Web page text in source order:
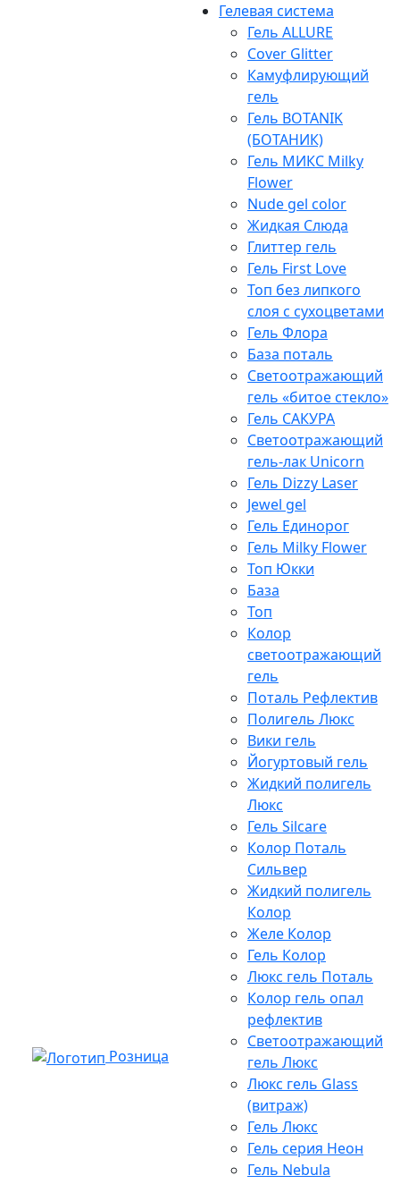
Розница
Гелевая система
Гель ALLURE
Cover Glitter
Камуфлирующий
гель
Гель BOTANIK
(БОТАНИК)
Гель МИКС Milky
Flower
Nude gel color
Жидкая Слюда
Глиттер гель
Гель First Love
Топ без липкого
слоя с сухоцветами
Гель Флора
База поталь
Светоотражающий
гель «битое стекло»
Гель САКУРА
Светоотражающий
гель-лак Unicorn
Гель Dizzy Laser
Jewel gel
Гель Единорог
Гель Milky Flower
Топ Юкки
База
Топ
Колор
светоотражающий
гель
Поталь Рефлектив
Полигель Люкс
Вики гель
Йогуртовый гель
Жидкий полигель
Люкс
Гель Silcare
Колор Поталь
Сильвер
Жидкий полигель
Колор
Желе Колор
Гель Колор
Люкс гель Поталь
Колор гель опал
рефлектив
Светоотражающий
гель Люкс
Люкс гель Glass
(витраж)
Гель Люкс
Гель серия Неон
Гель Nebula